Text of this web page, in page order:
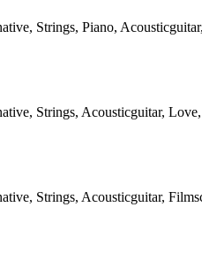
Strings, Piano,
Strings, Acousticguitar,
Strings, Acousticguitar,